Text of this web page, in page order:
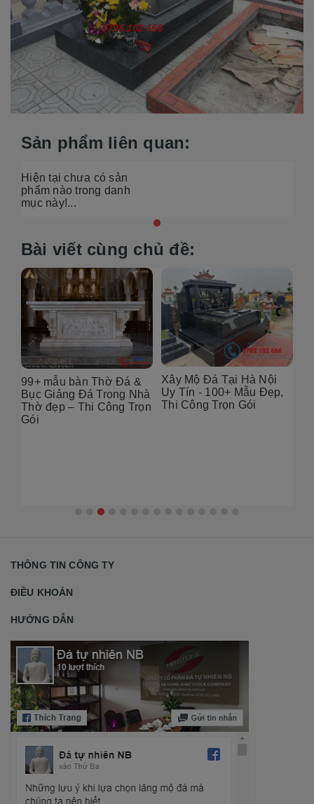
Sản phẩm liên quan:
Hiện tại chưa có sản
phẩm nào trong danh
mục này!...
Bài viết cùng chủ đề:
99+ mẫu bàn Thờ Đá &
Bục Giảng Đá Trong Nhà
Thờ đẹp – Thi Công Trọn
Gói
Xây Mộ Đá Tại Hà Nội
Uy Tín - 100+ Mẫu Đẹp,
Thi Công Trọn Gói
THÔNG TIN CÔNG TY
ĐIỀU KHOẢN
HƯỚNG DẪN